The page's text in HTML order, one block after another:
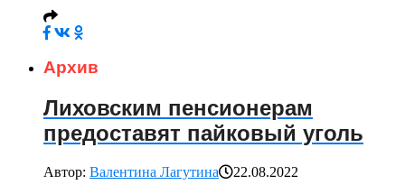
Архив
Лиховским пенсионерам
предоставят пайковый уголь
Автор: Валентина Лагутина
22.08.2022